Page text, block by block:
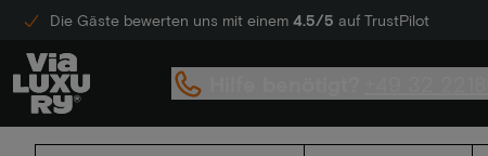
Die Gäste bewerten uns mit einem 4.5/5 auf TrustPilot